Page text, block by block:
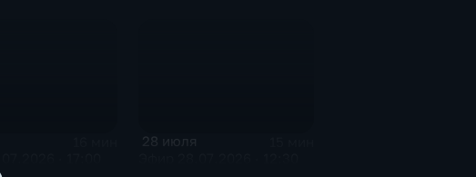
28 июля